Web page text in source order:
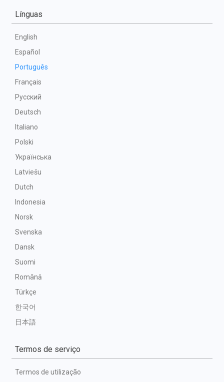
Línguas
English
Español
Português
Français
Русский
Deutsch
Italiano
Polski
Українська
Latviešu
Dutch
Indonesia
Norsk
Svenska
Dansk
Suomi
Română
Türkçe
한국어
日本語
Termos de serviço
Termos de utilização